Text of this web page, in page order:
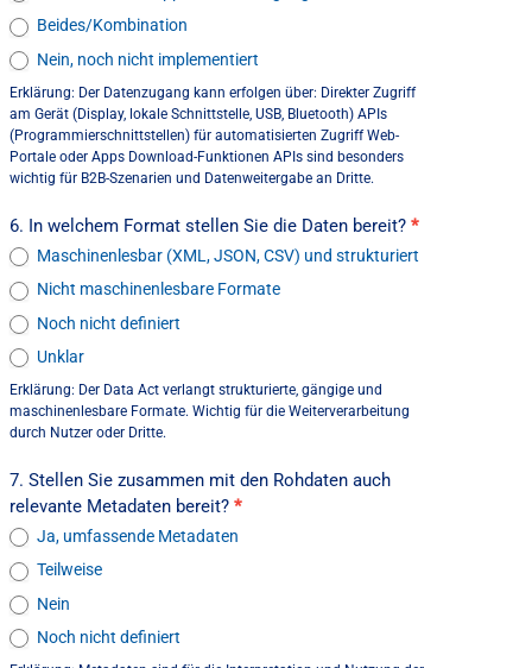
Beides/Kombination
Nein, noch nicht implementiert
Erklärung: Der Datenzugang kann erfolgen über: Direkter Zugriff
am Gerät (Display, lokale Schnittstelle, USB, Bluetooth) APIs
(Programmierschnittstellen) für automatisierten Zugriff Web-
Portale oder Apps Download-Funktionen APIs sind besonders
wichtig für B2B-Szenarien und Datenweitergabe an Dritte.
6. In welchem Format stellen Sie die Daten bereit? *
Maschinenlesbar (XML, JSON, CSV) und strukturiert
Nicht maschinenlesbare Formate
Noch nicht definiert
Unklar
Erklärung: Der Data Act verlangt strukturierte, gängige und
maschinenlesbare Formate. Wichtig für die Weiterverarbeitung
durch Nutzer oder Dritte.
7. Stellen Sie zusammen mit den Rohdaten auch
relevante Metadaten bereit? *
Ja, umfassende Metadaten
Teilweise
Nein
Noch nicht definiert